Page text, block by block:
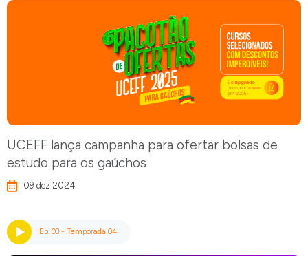
UCEFF lança campanha para ofertar bolsas de
estudo para os gaúchos
09 dez 2024
Ep. 03 - Temporada 04